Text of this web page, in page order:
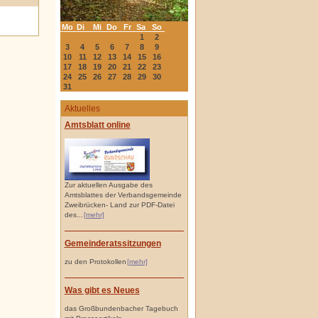
Mo Di Mi Do Fr Sa
So
1
2
3
4 5 6 7 8
9
10
11 12 13 14 15
16
17
18 19 20 21 22
23
24
25 26 27 28 29
30
31
Aktuelles
Amtsblatt online
Zur aktuellen Ausgabe des
Amtsblattes der Verbandsgemeinde
Zweibrücken- Land zur PDF-Datei
des...
[mehr]
Gemeinderatssitzungen
zu den Protokollen[mehr]
Was gibt es Neues
das Großbundenbacher Tagebuch